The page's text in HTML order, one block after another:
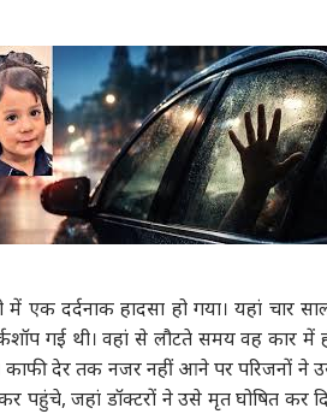
में एक दर्दनाक हादसा हो गया। यहां
गई थी। वहां से लौटते समय वह कार में
काफी देर तक नजर नहीं आने पर परिजनों
पहुंचे, जहां डॉक्टरों ने उसे मृत घोषित कर